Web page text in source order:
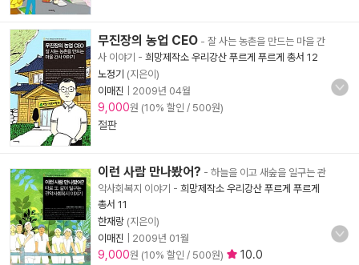
무진장의 농업 CEO - 잘 사는 농촌을 만드는 마을 간
사 이야기 - 희망제작소 우리강산 푸르게 푸르게 총서 12
노정기 (지은이)
이매진
2009년 04월
9,000원 (10% 할인 / 500원)
절판
이런 사람 만나봤어? - 하늘을 이고 새숲을 일구는 관
악사회복지 이야기 - 희망제작소 우리강산 푸르게 푸르게
총서 11
한재랑 (지은이)
이매진
2009년 01월
9,000원 (10% 할인 / 500원)
10.0